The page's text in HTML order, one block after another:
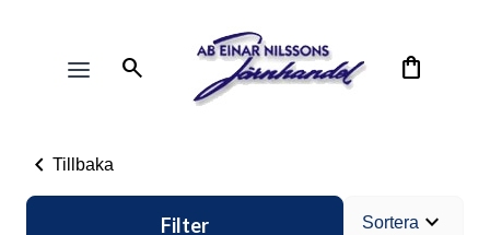
search shopping_bag
chevron_left Tillbaka
Filter Sortera expand_more